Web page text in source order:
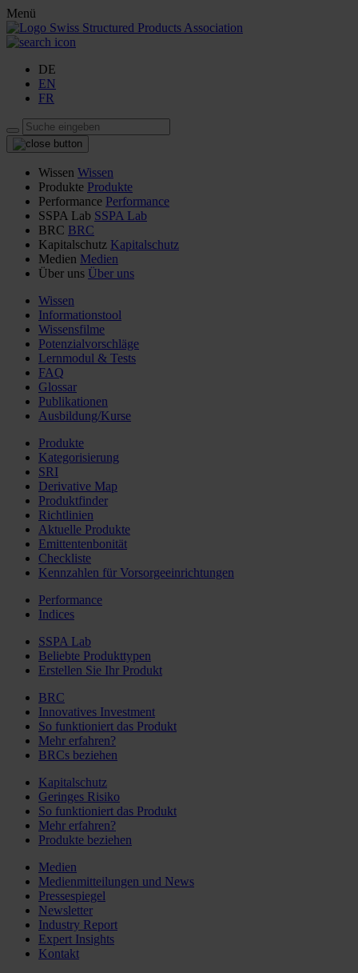
Menü
DE
EN
FR
Wissen Wissen
Produkte Produkte
Performance Performance
SSPA Lab SSPA Lab
BRC BRC
Kapitalschutz Kapitalschutz
Medien Medien
Über uns Über uns
Wissen
Informationstool
Wissensfilme
Potenzialvorschläge
Lernmodul & Tests
FAQ
Glossar
Publikationen
Ausbildung/Kurse
Produkte
Kategorisierung
SRI
Derivative Map
Produktfinder
Richtlinien
Aktuelle Produkte
Emittentenbonität
Checkliste
Kennzahlen für Vorsorgeeinrichtungen
Performance
Indices
SSPA Lab
Beliebte Produkttypen
Erstellen Sie Ihr Produkt
BRC
Innovatives Investment
So funktioniert das Produkt
Mehr erfahren?
BRCs beziehen
Kapitalschutz
Geringes Risiko
So funktioniert das Produkt
Mehr erfahren?
Produkte beziehen
Medien
Medienmitteilungen und News
Pressespiegel
Newsletter
Industry Report
Expert Insights
Kontakt